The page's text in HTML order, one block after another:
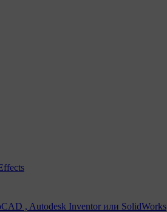
, Autodesk Inventor или SolidWorks